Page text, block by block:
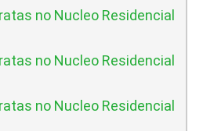
no Nucleo Residencial
no Nucleo Residencial
no Nucleo Residencial